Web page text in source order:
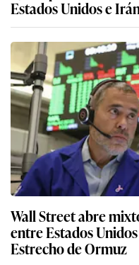
Estados Unidos e
Wall Street abre
entre Estados
Estrecho de Ormuz